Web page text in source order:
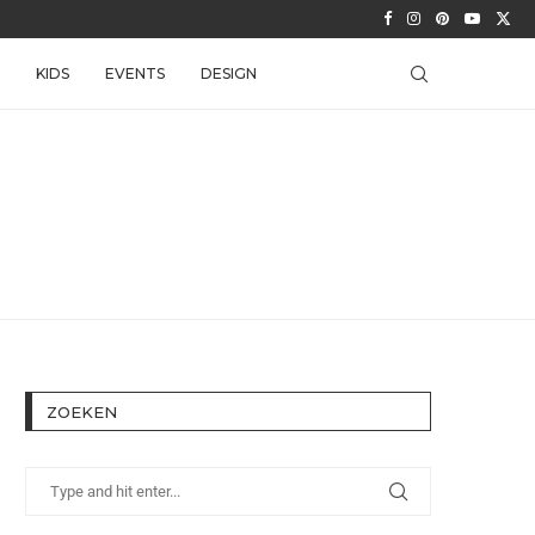
KIDS EVENTS DESIGN
ZOEKEN